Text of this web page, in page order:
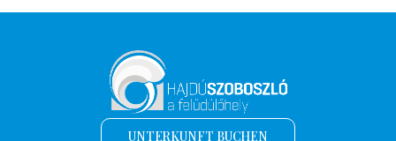
UNTERKUNFT BUCHEN